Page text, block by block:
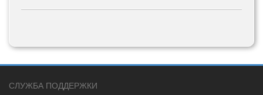
СЛУЖБА ПОДДЕРЖКИ